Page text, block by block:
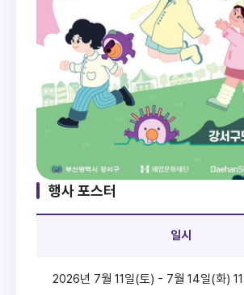
행사 포스터
일시
2026년 7월 11일(토) - 7월 14일(화)